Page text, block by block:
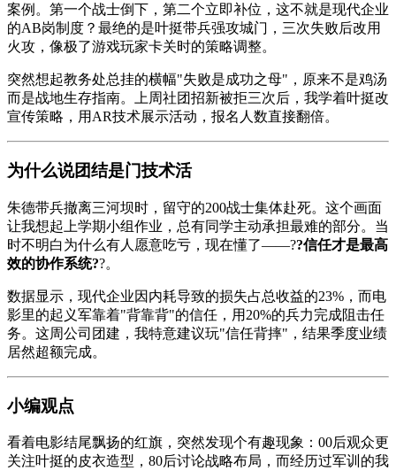
案例。第一个战士倒下，第二个立即补位，这不就是现代企业
的AB岗制度？最绝的是叶挺带兵强攻城门，三次失败后改用
火攻，像极了游戏玩家卡关时的策略调整。
突然想起教务处总挂的横幅"失败是成功之母"，原来不是鸡汤
而是战地生存指南。上周社团招新被拒三次后，我学着叶挺改
宣传策略，用AR技术展示活动，报名人数直接翻倍。
为什么说团结是门技术活
朱德带兵撤离三河坝时，留守的200战士集体赴死。这个画面
让我想起上学期小组作业，总有同学主动承担最难的部分。当
时不明白为什么有人愿意吃亏，现在懂了——??信任才是最高
效的协作系统??。
数据显示，现代企业因内耗导致的损失占总收益的23%，而电
影里的起义军靠着"背靠背"的信任，用20%的兵力完成阻击任
务。这周公司团建，我特意建议玩"信任背摔"，结果季度业绩
居然超额完成。
小编观点
看着电影结尾飘扬的红旗，突然发现个有趣现象：00后观众更
关注叶挺的皮衣造型，80后讨论战略布局，而经历过军训的我